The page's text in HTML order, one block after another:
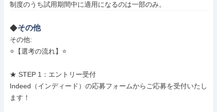
制度のうち試用期間中に適用になるのは一部のみ。
その他
その他:
⭐️【選考の流れ】⭐️
★ STEP 1：エントリー受付
Indeed（インディード）の応募フォームからご応募を受付いたし
ます！